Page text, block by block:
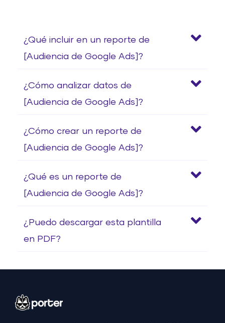
¿Qué incluir en un reporte de
[Audiencia de Google Ads]?
¿Cómo analizar datos de
[Audiencia de Google Ads]?
¿Cómo crear un reporte de
[Audiencia de Google Ads]?
¿Qué es un reporte de
[Audiencia de Google Ads]?
¿Puedo descargar esta plantilla
en PDF?